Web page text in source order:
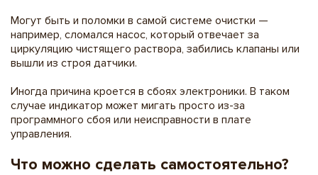
Могут быть и поломки в самой системе очистки —
например, сломался насос, который отвечает за
циркуляцию чистящего раствора, забились клапаны или
вышли из строя датчики.
Иногда причина кроется в сбоях электроники. В таком
случае индикатор может мигать просто из-за
программного сбоя или неисправности в плате
управления.
Что можно сделать самостоятельно?